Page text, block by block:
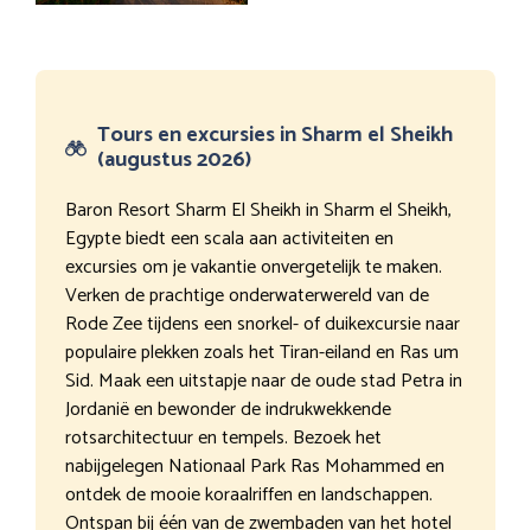
Tours en excursies in Sharm el Sheikh
(augustus 2026)
Baron Resort Sharm El Sheikh in Sharm el Sheikh,
Egypte biedt een scala aan activiteiten en
excursies om je vakantie onvergetelijk te maken.
Verken de prachtige onderwaterwereld van de
Rode Zee tijdens een snorkel- of duikexcursie naar
populaire plekken zoals het Tiran-eiland en Ras um
Sid. Maak een uitstapje naar de oude stad Petra in
Jordanië en bewonder de indrukwekkende
rotsarchitectuur en tempels. Bezoek het
nabijgelegen Nationaal Park Ras Mohammed en
ontdek de mooie koraalriffen en landschappen.
Ontspan bij één van de zwembaden van het hotel